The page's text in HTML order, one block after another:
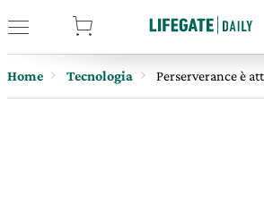
Home Tecnologia Perserverance è